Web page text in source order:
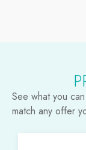
See what you
match any offer